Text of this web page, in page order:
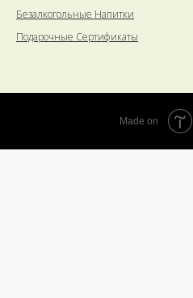
Безалкогольные Напитки
Подарочные Сертификаты
Made on